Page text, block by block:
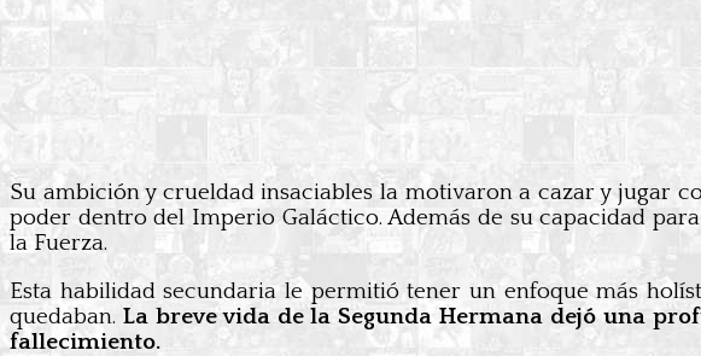
Su ambición y crueldad insaciables la motivaron a cazar y jugar
poder dentro del Imperio Galáctico. Además de su capacidad
la Fuerza.
Esta habilidad secundaria le permitió tener un enfoque más
quedaban. La breve vida de la Segunda Hermana dejó una
fallecimiento.